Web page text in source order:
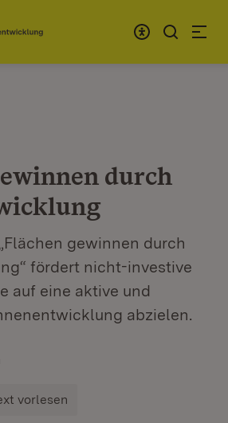
durch
gewinnen durch
fördert nicht-investive
auf eine aktive und
abzielen.
vorlesen